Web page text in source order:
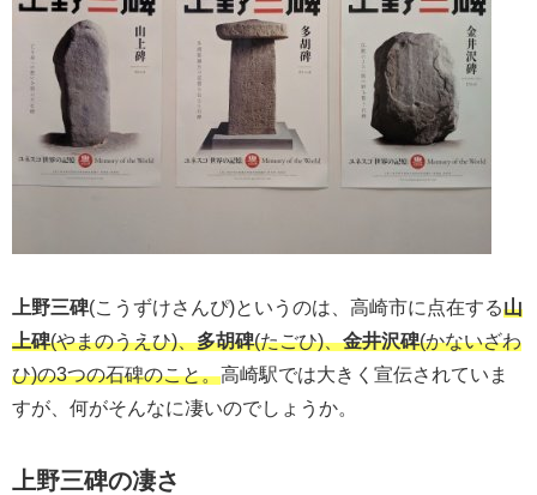
上野三碑(こうずけさんぴ)というのは、高崎市に点在する山
上碑(やまのうえひ)、多胡碑(たごひ)、金井沢碑(かないざわ
ひ)の3つの石碑のこと。高崎駅では大きく宣伝されていま
すが、何がそんなに凄いのでしょうか。
上野三碑の凄さ